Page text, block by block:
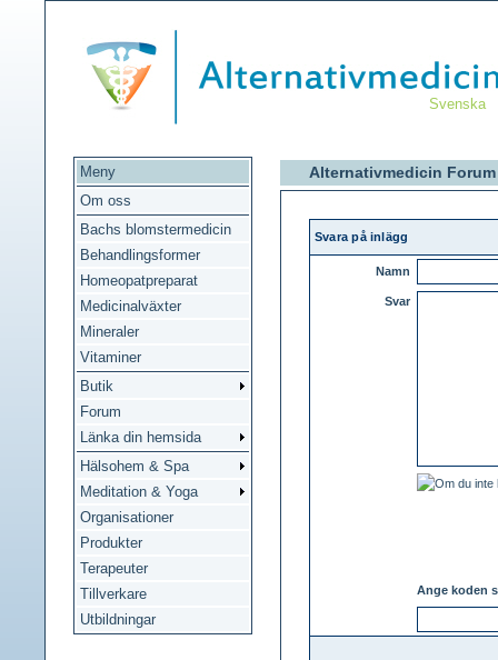
Svenska
Meny
Om oss
Bachs blomstermedicin
Behandlingsformer
Homeopatpreparat
Medicinalväxter
Mineraler
Vitaminer
Butik
Forum
Länka din hemsida
Hälsohem & Spa
Meditation & Yoga
Organisationer
Produkter
Terapeuter
Tillverkare
Utbildningar
Alternativmedicin Forum
Svara på inlägg
Namn
Svar
Ange koden